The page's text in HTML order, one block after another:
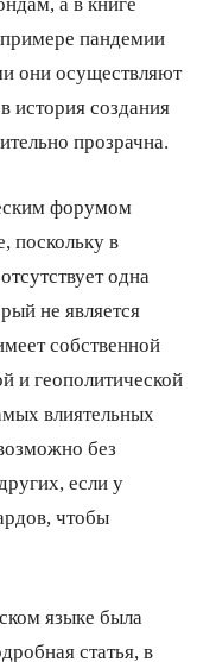
пандемии
они осуществляют
история создания
прозрачна.
форумом
поскольку в
одна
не является
собственной
и геополитической
влиятельных
без
если у
чтобы
языке была
статья, в